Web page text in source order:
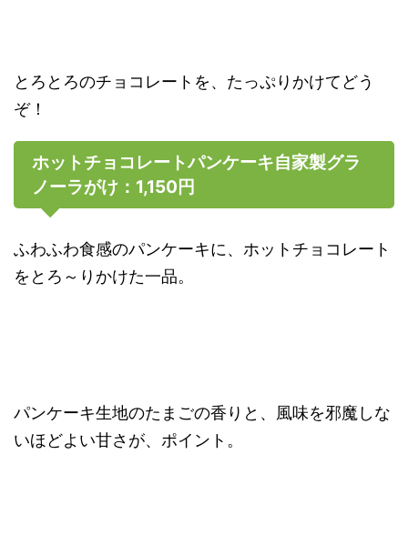
とろとろのチョコレートを、たっぷりかけてどう
ぞ！
ホットチョコレートパンケーキ自家製グラ
ノーラがけ：1,150円
ふわふわ食感のパンケーキに、ホットチョコレート
をとろ～りかけた一品。
パンケーキ生地のたまごの香りと、風味を邪魔しな
いほどよい甘さが、ポイント。